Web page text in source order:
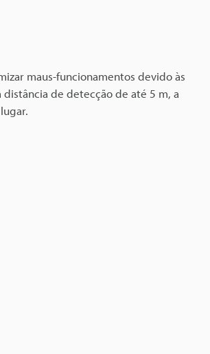
maus-funcionamentos devido às
de detecção de até 5 m, a